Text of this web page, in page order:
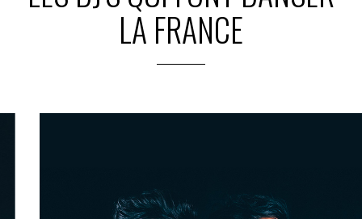
LA FRANCE